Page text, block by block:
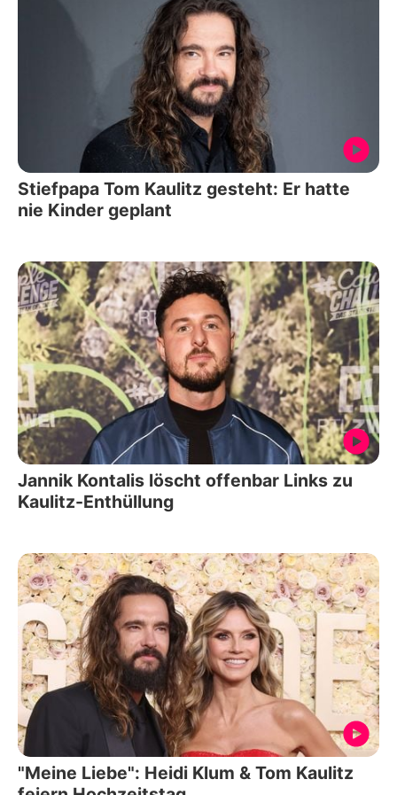
Stiefpapa Tom Kaulitz gesteht: Er hatte
nie Kinder geplant
Jannik Kontalis löscht offenbar Links zu
Kaulitz-Enthüllung
"Meine Liebe": Heidi Klum & Tom Kaulitz